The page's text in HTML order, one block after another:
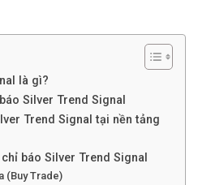
là gì?
Silver Trend Signal
Trend Signal tại nền tảng
báo Silver Trend Signal
(Buy Trade)